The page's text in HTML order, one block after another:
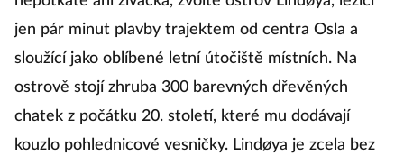
jen pár minut plavby trajektem od centra Osla a
sloužící jako oblíbené letní útočiště místních. Na
ostrově stojí zhruba 300 barevných dřevěných
chatek z počátku 20. století, které mu dodávají
kouzlo pohlednicové vesničky. Lindøya je zcela bez